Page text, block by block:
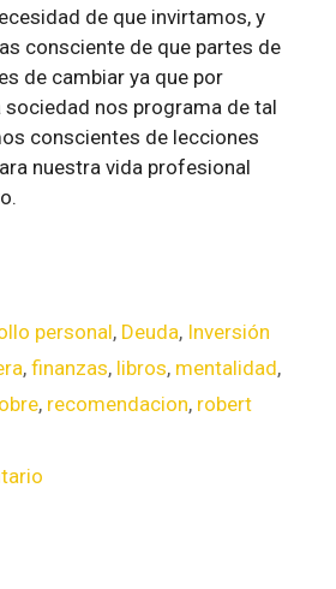
de que invirtamos, y
consciente de que partes de
de cambiar ya que por
sociedad nos programa de tal
conscientes de lecciones
nuestra vida profesional
personal, Deuda, Inversión
,finanzas, libros, mentalidad,
, recomendacion, robert